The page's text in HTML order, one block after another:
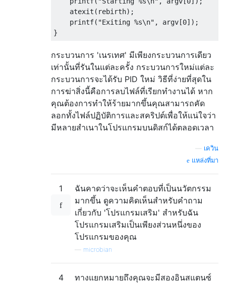
    atexit(rebirth);
    printf("Exiting %s\n", argv[0]);
กระบวนการ 'เนรเทศ' มีเพียงกระบวนการเดียว
เท่านั้นที่รันในแต่ละครั้ง กระบวนการใหม่แต่ละ
กระบวนการจะได้รับ PID ใหม่ วิธีที่ง่ายที่สุดใน
การฆ่าสิ่งนี้คือการลบไฟล์ที่เรียกทำงานได้ หาก
คุณต้องการทำให้ร้ายมากขึ้นคุณสามารถคัด
ลอกทั้งไฟล์ปฏิบัติการและสคริปต์เพื่อให้แน่ใจว่า
มีหลายสำเนาในโปรแกรมบนดิสก์ได้ตลอดเวลา
เควิน
แหล่งที่มา
1
ฉันคาดว่าจะเห็นคำตอบที่เป็นนวัตกรรม
มากขึ้น ดูความคิดเห็นสำหรับคำถาม
เกี่ยวกับ 'โปรแกรมเสริม' สำหรับฉัน
โปรแกรมเสริมเป็นเพียงส่วนหนึ่งของ
โปรแกรมของคุณ
microbian
4
ทางแยกหมายถึงคุณจะมีสองอินสแตนซ์